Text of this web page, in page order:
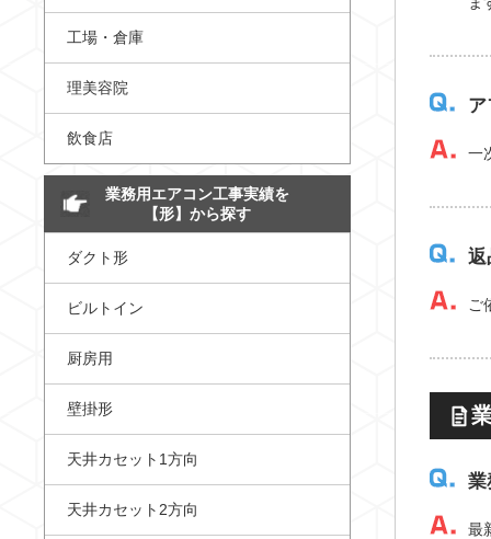
一
返
ご
業
最
工場・倉庫
理美容院
飲食店
業務用エアコン工事実績を
【形】から探す
ダクト形
ビルトイン
厨房用
壁掛形
天井カセット1方向
天井カセット2方向